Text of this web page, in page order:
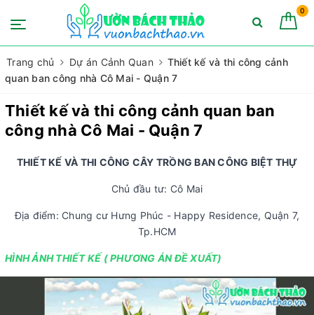
0
Trang chủ Dự án Cảnh Quan
Thiết kế và thi công cảnh
quan ban công nhà Cô Mai - Quận 7
Thiết kế và thi công cảnh quan ban
công nhà Cô Mai - Quận 7
THIẾT KẾ VÀ THI CÔNG CÂY TRỒNG BAN CÔNG BIỆT THỰ
Chủ đầu tư: Cô Mai
Địa điểm: Chung cư Hưng Phúc - Happy Residence, Quận 7,
Tp.HCM
HÌNH ẢNH THIẾT KẾ ( PHƯƠNG ÁN ĐỀ XUẤT)